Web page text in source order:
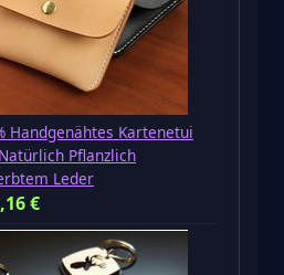
Handgenähtes Kartenetui
Pflanzlich
Leder
€